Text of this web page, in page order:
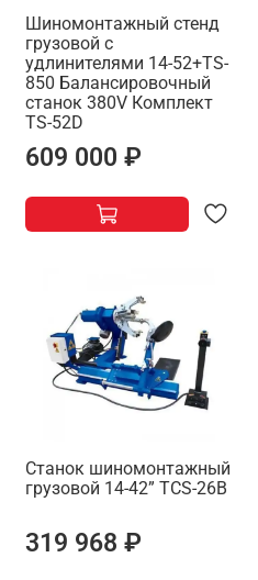
Шиномонтажный стенд
грузовой c
удлинителями 14-52+TS-
850 Балансировочный
станок 380V Комплект
TS-52D
609 000 ₽
Станок шиномонтажный
грузовой 14-42” TCS-26B
319 968 ₽